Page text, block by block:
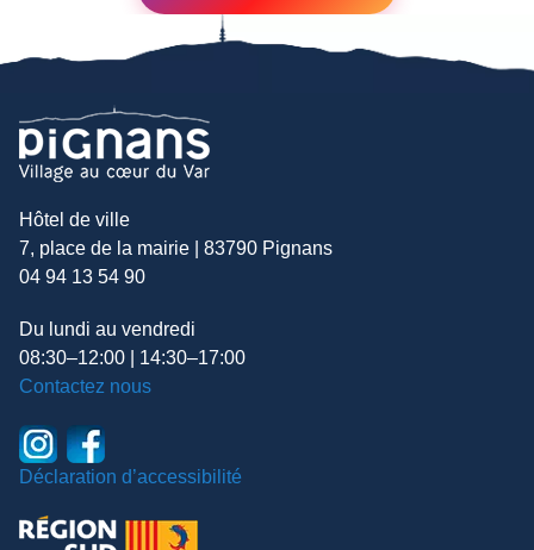
Hôtel de ville
7, place de la mairie | 83790 Pignans
04 94 13 54 90
Du lundi au vendredi
08:30–12:00 | 14:30–17:00
Contactez nous
Déclaration d’accessibilité